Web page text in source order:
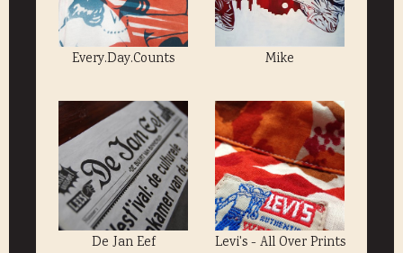
Every.Day.Counts Mike
De Jan Eef Levi's - All Over Prints